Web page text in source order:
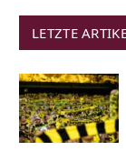
LETZTE